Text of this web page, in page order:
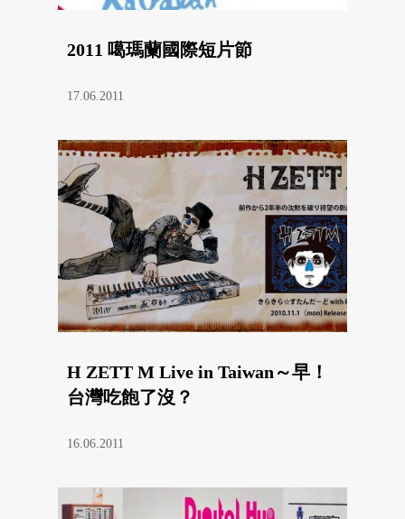
2011 噶瑪蘭國際短片節
17.06.2011
H ZETT M Live in Taiwan～早！
台灣吃飽了沒？
16.06.2011